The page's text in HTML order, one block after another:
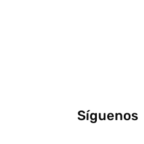
Síguenos